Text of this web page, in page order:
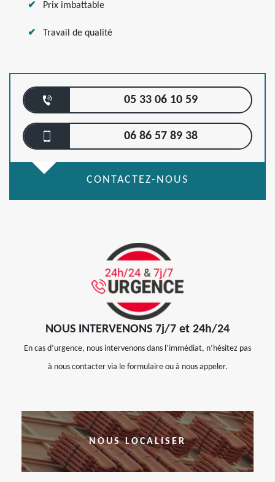
Prix imbattable
Travail de qualité
05 33 06 10 59
06 86 57 89 38
CONTACTEZ-NOUS
NOUS INTERVENONS 7j/7 et 24h/24
En cas d’urgence, nous intervenons dans l’immédiat, n’hésitez pas
à nous contacter via le formulaire ou à nous appeler.
NOUS LOCALISER